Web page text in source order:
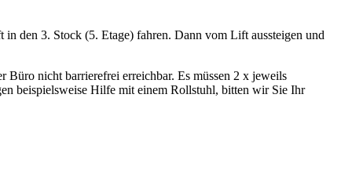
den 3. Stock (5. Etage) fahren. Dann vom Lift aussteigen und
Büro nicht barrierefrei erreichbar. Es müssen 2 x jeweils
beispielsweise Hilfe mit einem Rollstuhl, bitten wir Sie Ihr